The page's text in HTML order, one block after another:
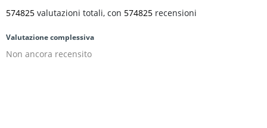
574825 valutazioni totali, con 574825 recensioni
Valutazione complessiva
Non ancora recensito